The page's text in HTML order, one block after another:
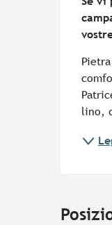
lino,